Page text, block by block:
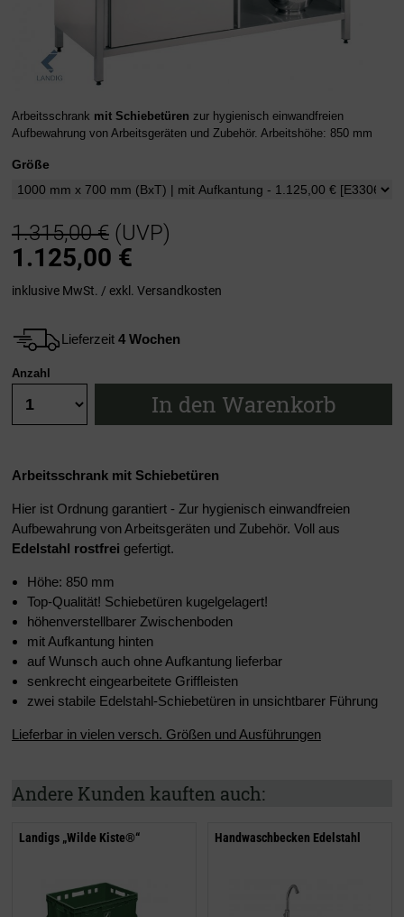
Arbeitsschrank mit Schiebetüren zur hygienisch einwandfreien
Aufbewahrung von Arbeitsgeräten und Zubehör. Arbeitshöhe: 850 mm
Größe
1.315,00 € (UVP)
1.125,00 €
inklusive MwSt. / exkl. Versandkosten
Lieferzeit 4 Wochen
Anzahl
In den Warenkorb
Arbeitsschrank mit Schiebetüren
Hier ist Ordnung garantiert - Zur hygienisch einwandfreien
Aufbewahrung von Arbeitsgeräten und Zubehör. Voll aus
Edelstahl rostfrei gefertigt.
Höhe: 850 mm
Top-Qualität! Schiebetüren kugelgelagert!
höhenverstellbarer Zwischenboden
mit Aufkantung hinten
auf Wunsch auch ohne Aufkantung lieferbar
senkrecht eingearbeitete Griffleisten
zwei stabile Edelstahl-Schiebetüren in unsichtbarer Führung
Lieferbar in vielen versch. Größen und Ausführungen
Andere Kunden kauften auch:
Landigs „Wilde Kiste®“ Handwaschbecken Edelstahl